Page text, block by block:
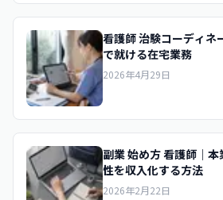
看護師 治験コーディネ
で就ける在宅業務
2026年4月29日
副業 始め方 看護師｜
性を収入化する方法
2026年2月22日